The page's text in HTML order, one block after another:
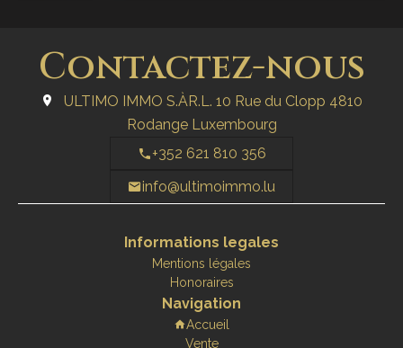
Contactez-nous
ULTIMO IMMO S.ÀR.L. 10 Rue du Clopp 4810
Rodange Luxembourg
+352 621 810 356
info@ultimoimmo.lu
Informations legales
Mentions légales
Honoraires
Navigation
Accueil
Vente